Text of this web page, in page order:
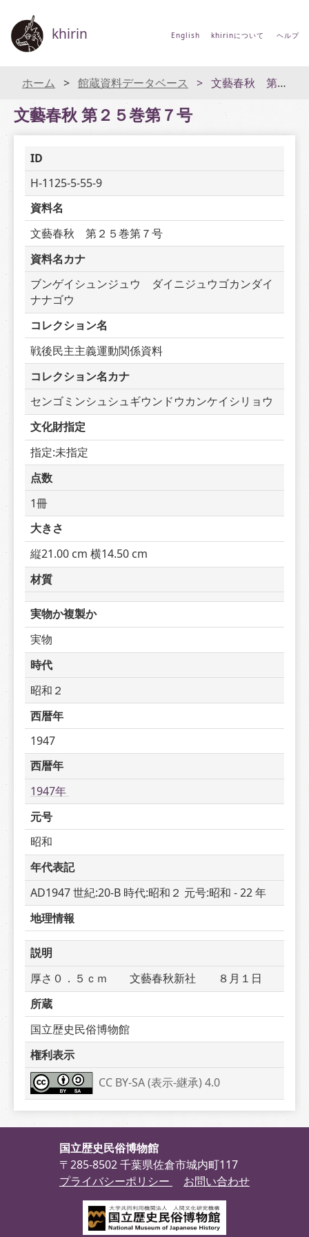
khirin English khirinについて ヘルプ
ホーム 館蔵資料データベース 文藝春秋 第２５巻第７号
文藝春秋 第２５巻第７号
ID
H-1125-5-55-9
資料名
文藝春秋　第２５巻第７号
資料名カナ
ブンゲイシュンジュウ　ダイニジュウゴカンダイ
ナナゴウ
コレクション名
戦後民主主義運動関係資料
コレクション名カナ
センゴミンシュシュギウンドウカンケイシリョウ
文化財指定
指定:未指定
点数
1冊
大きさ
縦21.00 cm 横14.50 cm
材質
実物か複製か
実物
時代
昭和２
西暦年
1947
西暦年
1947年
元号
昭和
年代表記
AD1947 世紀:20-B 時代:昭和２ 元号:昭和 - 22 年
地理情報
説明
厚さ０．５ｃｍ　　文藝春秋新社　　８月１日
所蔵
国立歴史民俗博物館
権利表示
CC BY-SA (表示-継承) 4.0
国立歴史民俗博物館
〒285-8502 千葉県佐倉市城内町117
プライバシーポリシー
お問い合わせ